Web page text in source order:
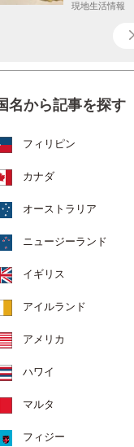
現地生活情報
名から記事を探す
フィリピン
カナダ
オーストラリア
ニュージーランド
イギリス
アイルランド
アメリカ
ハワイ
マルタ
フィジー